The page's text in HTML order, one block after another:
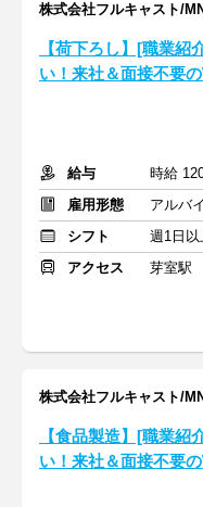
株式会社フルキャスト/
【荷下ろし】[職業
い！来社＆面接不要
給与
時給
雇用形態
アルバ
シフト
週1日以
アクセス
芽室駅
株式会社フルキャスト/
【食品製造】[職業
い！来社＆面接不要